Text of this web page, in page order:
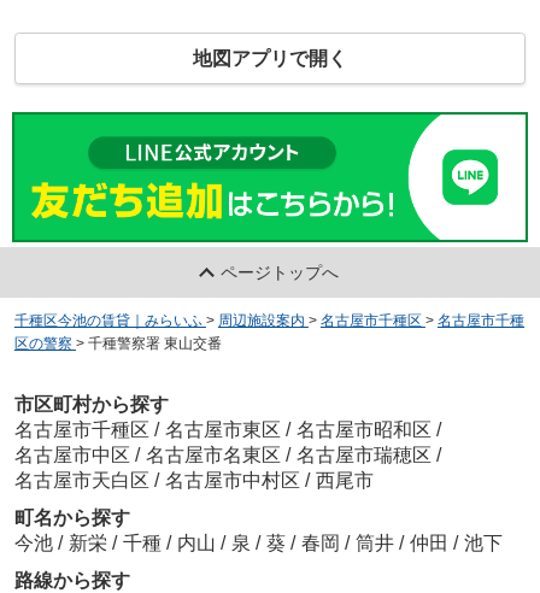
地図アプリで開く
ページトップへ
千種区今池の賃貸｜みらいふ > 周辺施設案内 > 名古屋市千種区 > 名古屋市千種
区の警察 > 千種警察署 東山交番
市区町村から探す
名古屋市千種区 / 名古屋市東区 / 名古屋市昭和区 /
名古屋市中区 / 名古屋市名東区 / 名古屋市瑞穂区 /
名古屋市天白区 / 名古屋市中村区 / 西尾市
町名から探す
今池 / 新栄 / 千種 / 内山 / 泉 / 葵 / 春岡 / 筒井 / 仲田 / 池下
路線から探す